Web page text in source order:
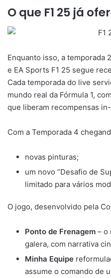
O que F1 25 já
Enquanto isso, a temporada
e EA Sports F1 25 segue
Cada temporada do live
mundo real da Fórmula 1,
que liberam recompensas
Com a Temporada 4
novas pinturas;
um novo “Desafio de
limitado para vários
O jogo, desenvolvido pela
Ponto de Frenagem – o
galera, com narrativa
Minha Equipe
assume o comando de